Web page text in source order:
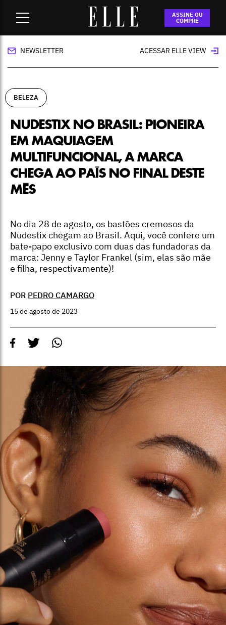
ASSINE OU
COMPRE
Nudestix no Brasil: pioneira em maquiagem
multifuncional, a marca chega ao país no final deste mês
NEWSLETTER ACESSAR ELLE VIEW
BELEZA
NUDESTIX NO BRASIL: PIONEIRA
EM MAQUIAGEM
MULTIFUNCIONAL, A MARCA
CHEGA AO PAÍS NO FINAL DESTE
MÊS
No dia 28 de agosto, os bastões cremosos da
Nudestix chegam ao Brasil. Aqui, você confere um
bate-papo exclusivo com duas das fundadoras da
marca: Jenny e Taylor Frankel (sim, elas são mãe
e filha, respectivamente)!
POR PEDRO CAMARGO
15 de agosto de 2023